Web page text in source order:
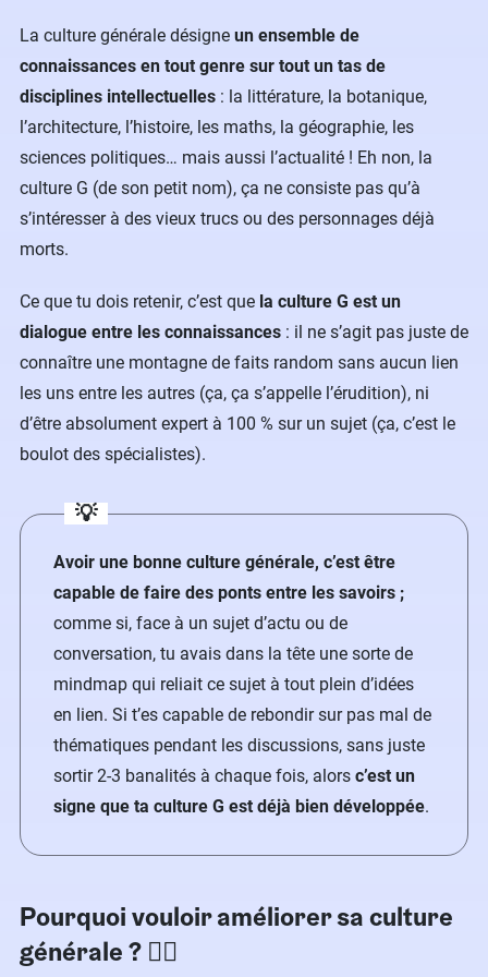
La culture générale désigne un ensemble de
connaissances en tout genre sur tout un tas de
disciplines intellectuelles : la littérature, la botanique,
l’architecture, l’histoire, les maths, la géographie, les
sciences politiques… mais aussi l’actualité ! Eh non, la
culture G (de son petit nom), ça ne consiste pas qu’à
s’intéresser à des vieux trucs ou des personnages déjà
morts.
Ce que tu dois retenir, c’est que la culture G est un
dialogue entre les connaissances : il ne s’agit pas juste de
connaître une montagne de faits random sans aucun lien
les uns entre les autres (ça, ça s’appelle l’érudition), ni
d’être absolument expert à 100 % sur un sujet (ça, c’est le
boulot des spécialistes).
💡
Avoir une bonne culture générale, c’est être
capable de faire des ponts entre les savoirs ;
comme si, face à un sujet d’actu ou de
conversation, tu avais dans la tête une sorte de
mindmap qui reliait ce sujet à tout plein d’idées
en lien. Si t’es capable de rebondir sur pas mal de
thématiques pendant les discussions, sans juste
sortir 2-3 banalités à chaque fois, alors c’est un
signe que ta culture G est déjà bien développée.
Pourquoi vouloir améliorer sa culture
générale ? 🤷‍♂️